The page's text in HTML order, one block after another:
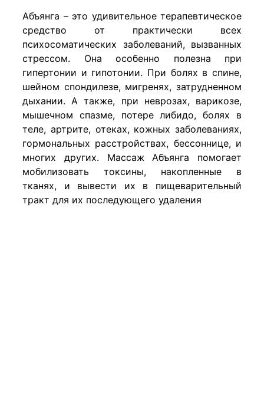
Абъянга – это удивительное терапевтическое
средство от практически всех
психосоматических заболеваний, вызванных
стрессом. Она особенно полезна при
гипертонии и гипотонии. При болях в спине,
шейном спондилезе, мигренях, затрудненном
дыхании. А также, при неврозах, варикозе,
мышечном спазме, потере либидо, болях в
теле, артрите, отеках, кожных заболеваниях,
гормональных расстройствах, бессоннице, и
многих других. Массаж Абъянга помогает
мобилизовать токсины, накопленные в
тканях, и вывести их в пищеварительный
тракт для их последующего удаления